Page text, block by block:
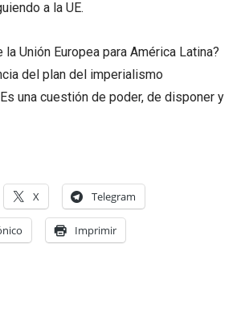
a la UE.
la Unión Europea para América Latina?
del plan del imperialismo
una cuestión de poder, de disponer y
X Telegram
Imprimir